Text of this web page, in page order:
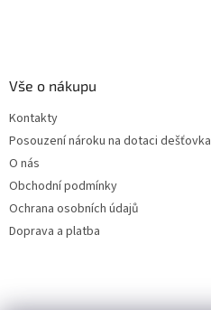
Vše o nákupu
Kontakty
Posouzení nároku na dotaci dešťovka
O nás
Obchodní podmínky
Ochrana osobních údajů
Doprava a platba